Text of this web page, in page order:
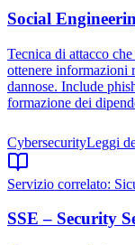
Social
Tecnica di attacco
ottenere informazioni
dannose. Include
formazione dei
CybersecurityLeggi
Servizio correlato:
SSE – Security